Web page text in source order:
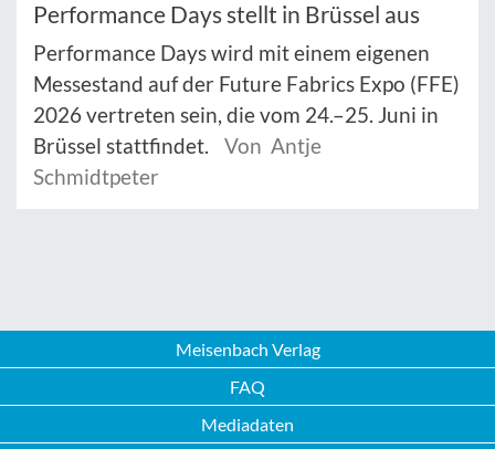
Performance Days stellt in Brüssel aus
Performance Days wird mit einem eigenen
Messestand auf der Future Fabrics Expo (FFE)
2026 vertreten sein, die vom 24.–25. Juni in
Brüssel stattfindet.
Von Antje
Schmidtpeter
Meisenbach Verlag
FAQ
Mediadaten